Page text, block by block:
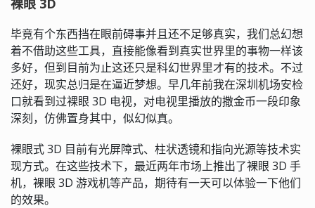
毕竟有个东西挡在眼前碍事并且还不足够真实，我们总幻想
着不借助这些工具，直接能像看到真实世界里的事物一样该
多好，但到目前为止这还只是科幻世界里才有的技术。不过
还好，现实总归是在逼近梦想。早几年前我在深圳机场安检
口就看到过裸眼 3D 电视，对电视里播放的撒金币一段印象
深刻，仿佛置身其中，似幻似真。
裸眼式 3D 目前有光屏障式、柱状透镜和指向光源等技术实
现方式。在这些技术下，最近两年市场上推出了裸眼 3D 手
机，裸眼 3D 游戏机等产品，期待有一天可以体验一下他们
的效果。